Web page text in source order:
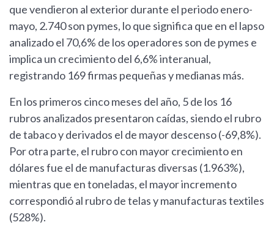
que vendieron al exterior durante el periodo enero-
mayo, 2.740 son pymes, lo que significa que en el lapso
analizado el 70,6% de los operadores son de pymes e
implica un crecimiento del 6,6% interanual,
registrando 169 firmas pequeñas y medianas más.
En los primeros cinco meses del año, 5 de los 16
rubros analizados presentaron caídas, siendo el rubro
de tabaco y derivados el de mayor descenso (-69,8%).
Por otra parte, el rubro con mayor crecimiento en
dólares fue el de manufacturas diversas (1.963%),
mientras que en toneladas, el mayor incremento
correspondió al rubro de telas y manufacturas textiles
(528%).